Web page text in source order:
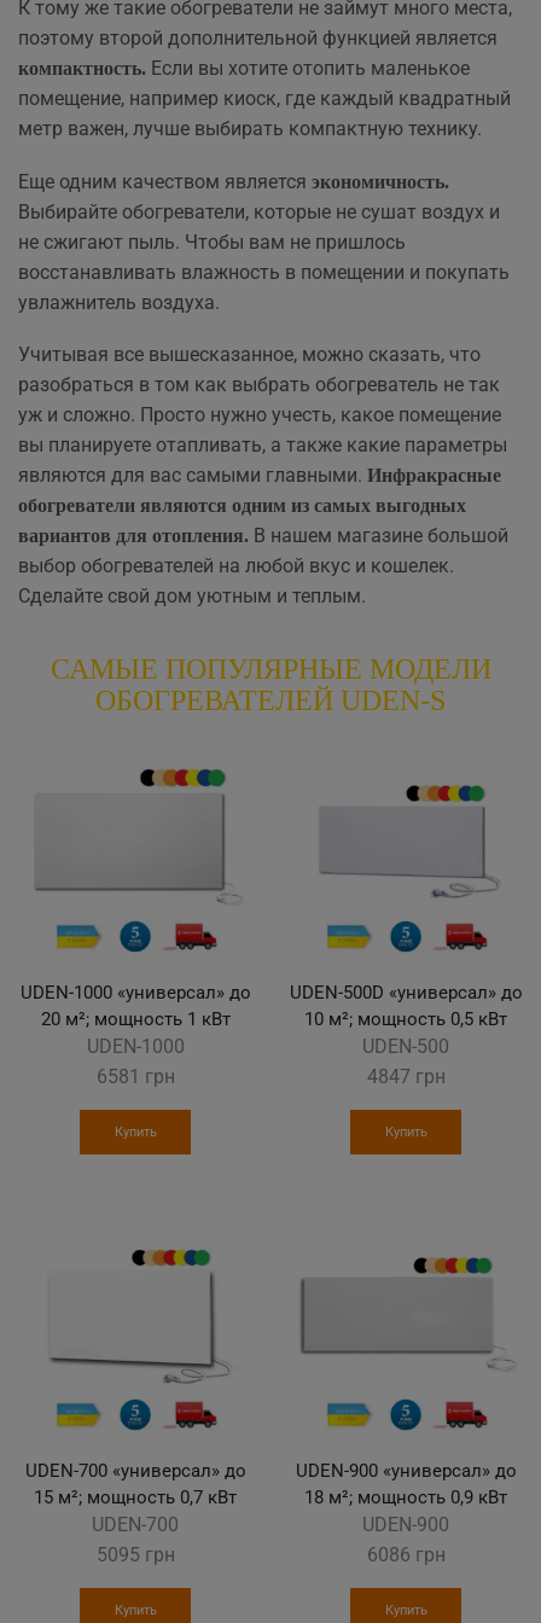
К тому же такие обогреватели не займут много места,
поэтому второй дополнительной функцией является
компактность. Если вы хотите отопить маленькое
помещение, например киоск, где каждый квадратный
метр важен, лучше выбирать компактную технику.
Еще одним качеством является экономичность.
Выбирайте обогреватели, которые не сушат воздух и
не сжигают пыль. Чтобы вам не пришлось
восстанавливать влажность в помещении и покупать
увлажнитель воздуха.
Учитывая все вышесказанное, можно сказать, что
разобраться в том как выбрать обогреватель не так
уж и сложно. Просто нужно учесть, какое помещение
вы планируете отапливать, а также какие параметры
являются для вас самыми главными. Инфракрасные
обогреватели являются одним из самых выгодных
вариантов для отопления. В нашем магазине большой
выбор обогревателей на любой вкус и кошелек.
Сделайте свой дом уютным и теплым.
САМЫЕ ПОПУЛЯРНЫЕ МОДЕЛИ
ОБОГРЕВАТЕЛЕЙ UDEN-S
UDEN-1000 «универсал» до
20 м²; мощность 1 кВт
UDEN-1000
6581 грн
Купить
UDEN-500D «универсал» до
10 м²; мощность 0,5 кВт
UDEN-500
4847 грн
Купить
UDEN-700 «универсал» до
15 м²; мощность 0,7 кВт
UDEN-700
5095 грн
Купить
UDEN-900 «универсал» до
18 м²; мощность 0,9 кВт
UDEN-900
6086 грн
Купить